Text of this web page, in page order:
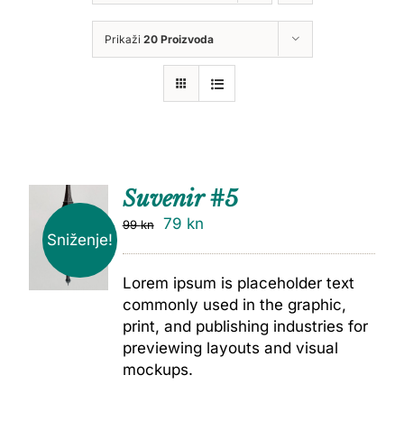
Prikaži 20 Proizvoda
Sniženje!
DODAJ
Suvenir #5
99kn 79 kn
Lorem ipsum is placeholder text
commonly used in the graphic,
print, and publishing industries for
previewing layouts and visual
mockups.